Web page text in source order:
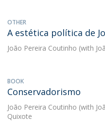
OTHER
A estética política de
João Pereira Coutinho (with
BOOK
Conservadorismo
João Pereira Coutinho (with
Quixote